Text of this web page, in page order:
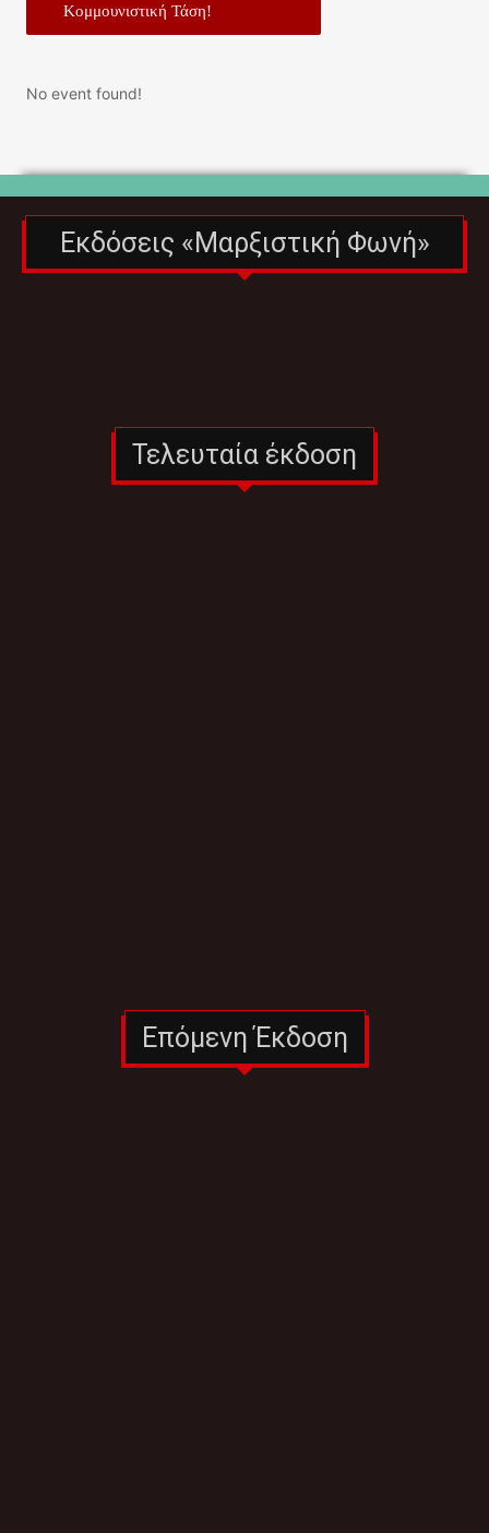
Κομμουνιστική Τάση!
No event found!
Εκδόσεις «Μαρξιστική Φωνή»
Τελευταία έκδοση
Επόμενη Έκδοση